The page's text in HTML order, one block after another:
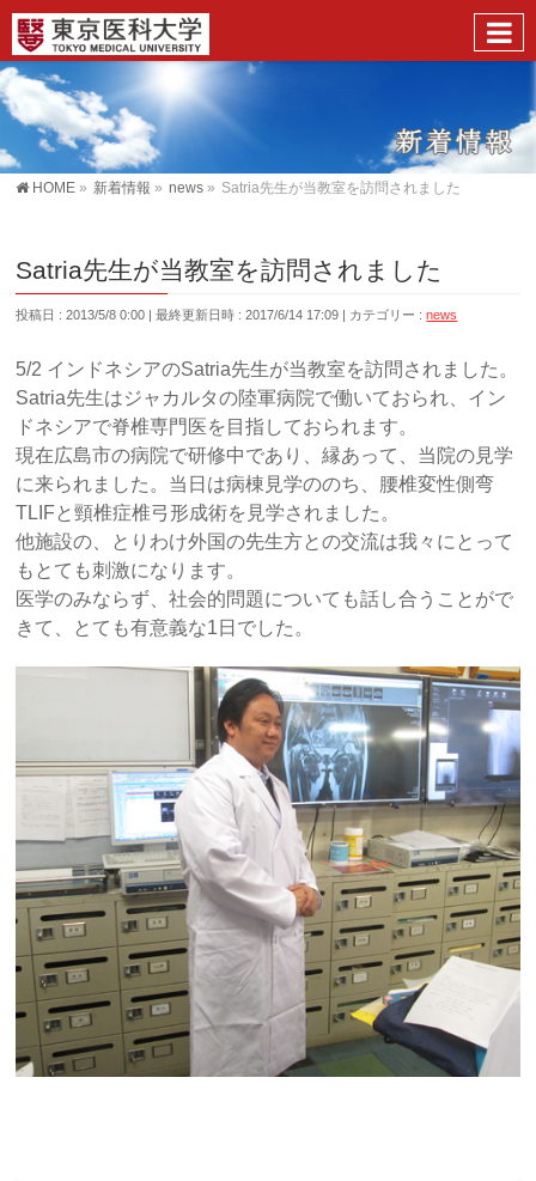
HOME » 新着情報 » news » Satria先生が当教室を訪問されました
Satria先生が当教室を訪問されました
投稿日 : 2013/5/8 0:00 最終更新日時 : 2017/6/14 17:09 カテゴリー :news
5/2 インドネシアのSatria先生が当教室を訪問されました。
Satria先生はジャカルタの陸軍病院で働いておられ、イン
ドネシアで脊椎専門医を目指しておられます。
現在広島市の病院で研修中であり、縁あって、当院の見学
に来られました。当日は病棟見学ののち、腰椎変性側弯
TLIFと頸椎症椎弓形成術を見学されました。
他施設の、とりわけ外国の先生方との交流は我々にとって
もとても刺激になります。
医学のみならず、社会的問題についても話し合うことがで
きて、とても有意義な1日でした。